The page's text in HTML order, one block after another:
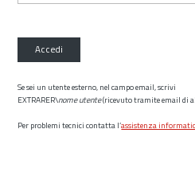
Accedi
Se sei un utente esterno, nel campo email, scrivi
EXTRARER\nome utente(ricevuto tramite email di
Per problemi tecnici contatta l’assistenza